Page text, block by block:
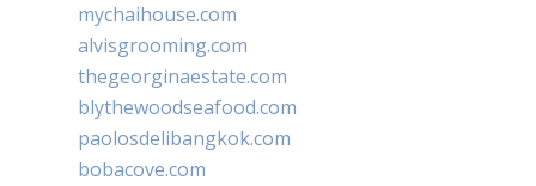
mychaihouse.com
alvisgrooming.com
thegeorginaestate.com
blythewoodseafood.com
paolosdelibangkok.com
bobacove.com